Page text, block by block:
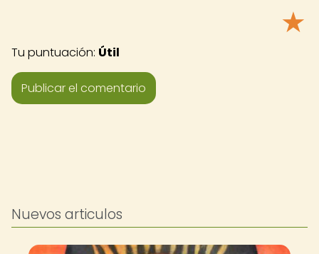
★
Tu puntuación: Útil
Nuevos articulos